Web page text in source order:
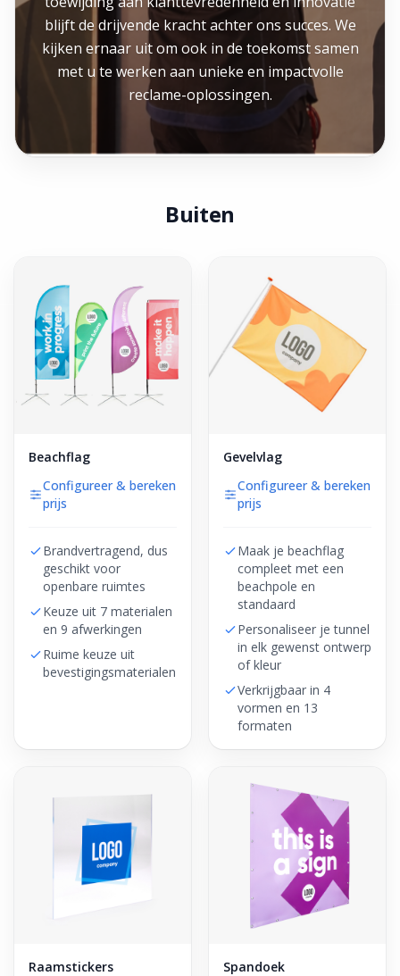
blijft de drijvende kracht achter ons succes. We
kijken ernaar uit om ook in de toekomst samen
met u te werken aan unieke en impactvolle
reclame-oplossingen.
Buiten
Beachflag
Configureer & bereken
prijs
Brandvertragend, dus
geschikt voor
openbare ruimtes
Keuze uit 7 materialen
en 9 afwerkingen
Ruime keuze uit
bevestigingsmaterialen
Gevelvlag
Configureer & bereken
prijs
Maak je beachflag
compleet met een
beachpole en
standaard
Personaliseer je tunnel
in elk gewenst ontwerp
of kleur
Verkrijgbaar in 4
vormen en 13
formaten
Raamstickers
Spandoek